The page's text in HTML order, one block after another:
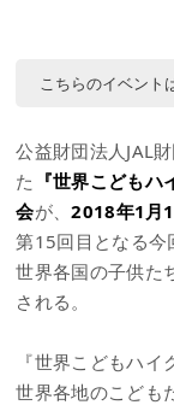
こちらのイベント
公益財団法人JAL
た 『世界こども
会が、2018年1月
第15回目となる今
世界各国の子供た
される。
『世界こどもハ
世界各地のこども